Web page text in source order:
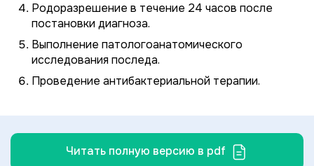
Родоразрешение в течение 24 часов после
постановки диагноза.
Выполнение патологоанатомического
исследования последа.
Проведение антибактериальной терапии.
Читать полную версию в pdf